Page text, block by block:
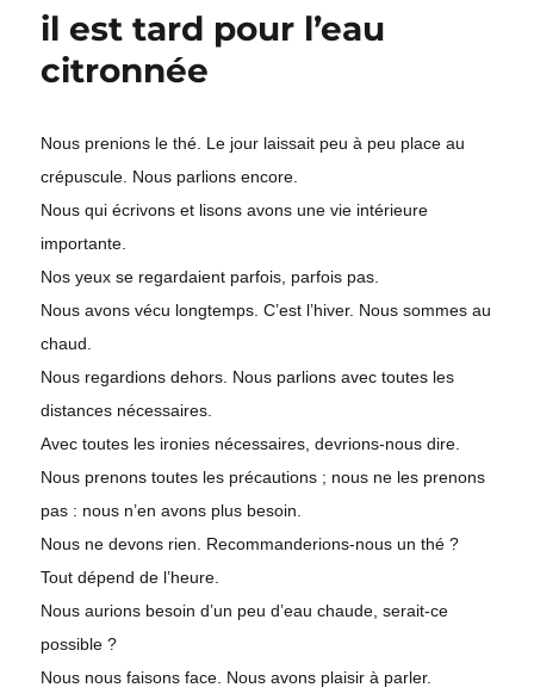
il est tard pour l’eau
citronnée
Nous prenions le thé. Le jour laissait peu à peu place au
crépuscule. Nous parlions encore.
Nous qui écrivons et lisons avons une vie intérieure
importante.
Nos yeux se regardaient parfois, parfois pas.
Nous avons vécu longtemps. C’est l’hiver. Nous sommes au
chaud.
Nous regardions dehors. Nous parlions avec toutes les
distances nécessaires.
Avec toutes les ironies nécessaires, devrions-nous dire.
Nous prenons toutes les précautions ; nous ne les prenons
pas : nous n’en avons plus besoin.
Nous ne devons rien. Recommanderions-nous un thé ?
Tout dépend de l’heure.
Nous aurions besoin d’un peu d’eau chaude, serait-ce
possible ?
Nous nous faisons face. Nous avons plaisir à parler.